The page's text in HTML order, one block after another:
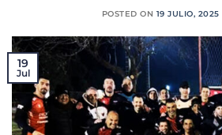
POSTED ON 19 JULIO, 2025
19
Jul